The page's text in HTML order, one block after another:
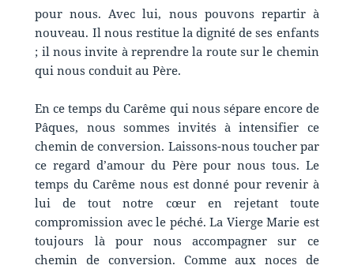
pour nous. Avec lui, nous pouvons repartir à
nouveau. Il nous restitue la dignité de ses enfants
; il nous invite à reprendre la route sur le chemin
qui nous conduit au Père.
En ce temps du Carême qui nous sépare encore de
Pâques, nous sommes invités à intensifier ce
chemin de conversion. Laissons-nous toucher par
ce regard d’amour du Père pour nous tous. Le
temps du Carême nous est donné pour revenir à
lui de tout notre cœur en rejetant toute
compromission avec le péché. La Vierge Marie est
toujours là pour nous accompagner sur ce
chemin de conversion. Comme aux noces de